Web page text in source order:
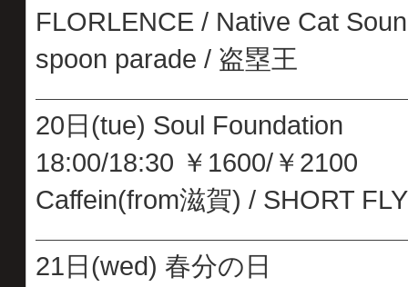
FLORLENCE / Native Cat
spoon parade / 盗塁王
20日(tue) Soul Foundation
18:00/18:30 ￥1600/￥2100
Caffein(from滋賀) / SHORT
21日(wed) 春分の日